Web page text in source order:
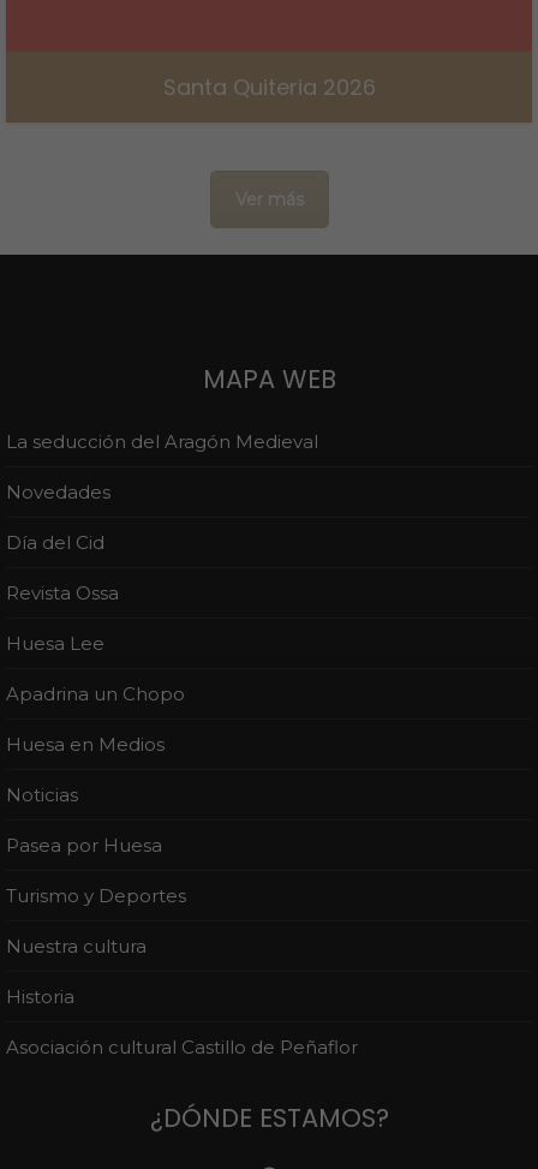
Santa Quiteria 2026
Ver más
MAPA WEB
La seducción del Aragón Medieval
Novedades
Día del Cid
Revista Ossa
Huesa Lee
Apadrina un Chopo
Huesa en Medios
Noticias
Pasea por Huesa
Turismo y Deportes
Nuestra cultura
Historia
Asociación cultural Castillo de Peñaflor
¿DÓNDE ESTAMOS?